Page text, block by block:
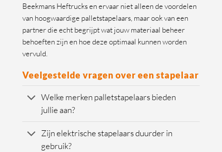
Beekmans Heftrucks en ervaar niet alleen de voordelen
van hoogwaardige palletstapelaars, maar ook van een
partner die echt begrijpt wat jouw materiaal beheer
behoeften zijn en hoe deze optimaal kunnen worden
vervuld.
Veelgestelde vragen over een stapelaar
Welke merken palletstapelaars bieden
jullie aan?
Zijn elektrische stapelaars duurder in
gebruik?